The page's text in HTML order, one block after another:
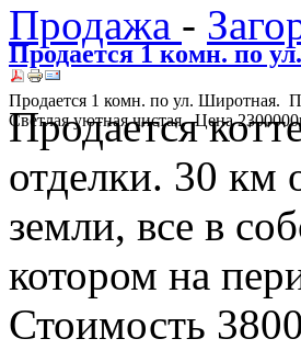
Продается 1 комн. по
Продается 1 комн. по ул. Широтная.
Светлая уютная чистая. Цена
Продажа -
Продается
отделки. 30 км
земли, все в
котором на
Стоимость